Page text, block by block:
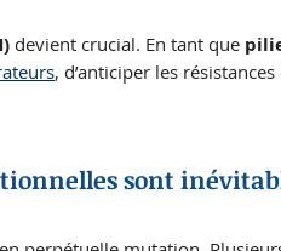
devient crucial. En tant que
, d’anticiper les
sont